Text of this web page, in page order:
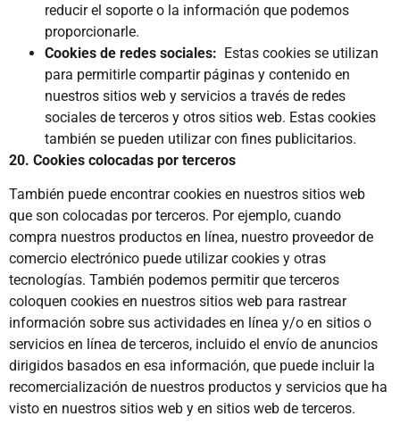
reducir el soporte o la información que podemos
proporcionarle.
Cookies de redes sociales: Estas cookies se utilizan
para permitirle compartir páginas y contenido en
nuestros sitios web y servicios a través de redes
sociales de terceros y otros sitios web. Estas cookies
también se pueden utilizar con fines publicitarios.
20. Cookies colocadas por terceros
También puede encontrar cookies en nuestros sitios web
que son colocadas por terceros. Por ejemplo, cuando
compra nuestros productos en línea, nuestro proveedor de
comercio electrónico puede utilizar cookies y otras
tecnologías. También podemos permitir que terceros
coloquen cookies en nuestros sitios web para rastrear
información sobre sus actividades en línea y/o en sitios o
servicios en línea de terceros, incluido el envío de anuncios
dirigidos basados en esa información, que puede incluir la
recomercialización de nuestros productos y servicios que ha
visto en nuestros sitios web y en sitios web de terceros.